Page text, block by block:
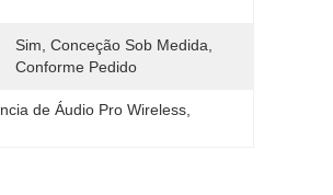
Sim, Conceção Sob Medida,
Conforme Pedido
de Áudio Pro Wireless